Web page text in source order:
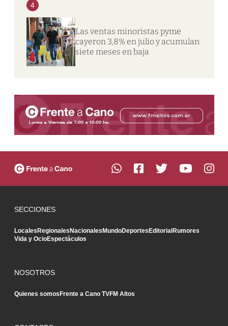
4
Las ventas minoristas pyme
cayeron 3,8% en julio y acumulan
siete meses en baja
SECCIONES
LocalesRegionalesNacionalesMundoDeportesEditorialRumores
Vida y OcioEspectáculos
NOSOTROS
Quienes somosFrente a Cano TVFM Altos